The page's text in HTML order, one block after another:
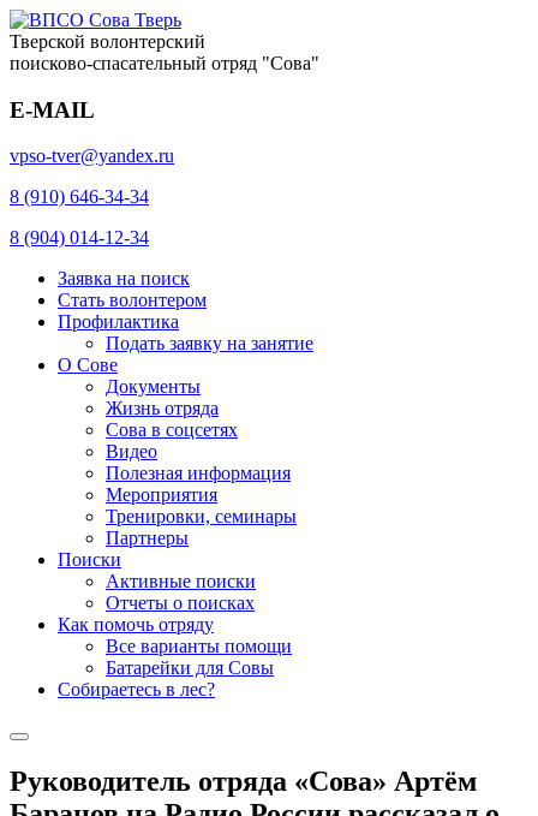
Тверской волонтерский
поисково-спасательный отряд "Сова"
E-MAIL
vpso-tver@yandex.ru
8 (910) 646-34-34
8 (904) 014-12-34
Заявка на поиск
Стать волонтером
Профилактика
Подать заявку на занятие
О Сове
Документы
Жизнь отряда
Сова в соцсетях
Видео
Полезная информация
Мероприятия
Тренировки, семинары
Партнеры
Поиски
Активные поиски
Отчеты о поисках
Как помочь отряду
Все варианты помощи
Батарейки для Совы
Собираетесь в лес?
Руководитель отряда «Сова» Артём